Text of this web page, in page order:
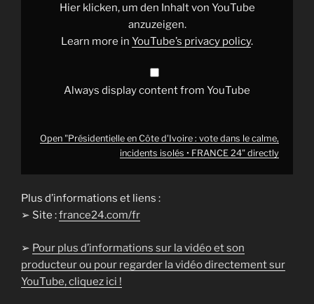
Hier klicken, um den Inhalt von YouTube
anzuzeigen.
Learn more in YouTube’s privacy policy.
Always display content from YouTube
Open "Présidentielle en Côte d'Ivoire : vote dans le calme,
incidents isolés • FRANCE 24" directly
Plus d’informations et liens :
➢ Site :france24.com/fr
➢ Pour plus d’informations sur la vidéo et son
producteur ou pour regarder la vidéo directement sur
YouTube, cliquez ici !